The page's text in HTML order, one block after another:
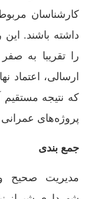
کارشناسان
داشته باشند.
را تقریبا به
ارسالی، اعتماد
که نتیجه مستقیم
پروژه‌های
جمع بندی